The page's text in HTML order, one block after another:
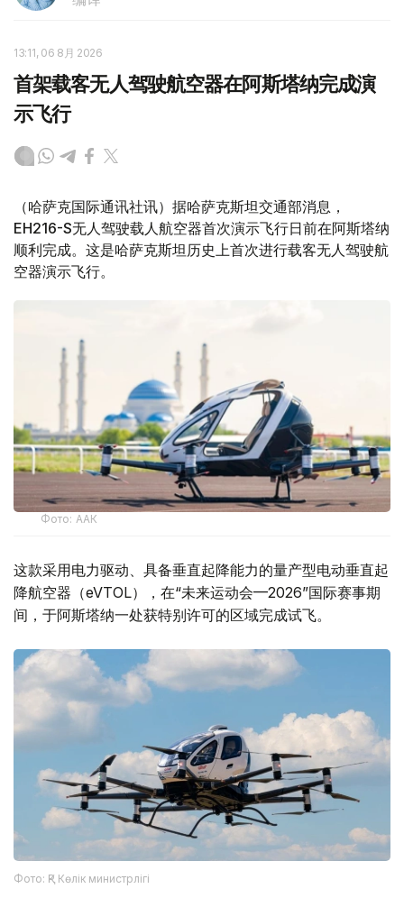
13:11, 06 8月 2026
首架载客无人驾驶航空器在阿斯塔纳完成演
示飞行
（哈萨克国际通讯社讯）据哈萨克斯坦交通部消息，
EH216-S无人驾驶载人航空器首次演示飞行日前在阿斯塔纳
顺利完成。这是哈萨克斯坦历史上首次进行载客无人驾驶航
空器演示飞行。
Фото: ААК
这款采用电力驱动、具备垂直起降能力的量产型电动垂直起
降航空器（eVTOL），在“未来运动会—2026”国际赛事期
间，于阿斯塔纳一处获特别许可的区域完成试飞。
Фото: ҚР Көлік министрлігі